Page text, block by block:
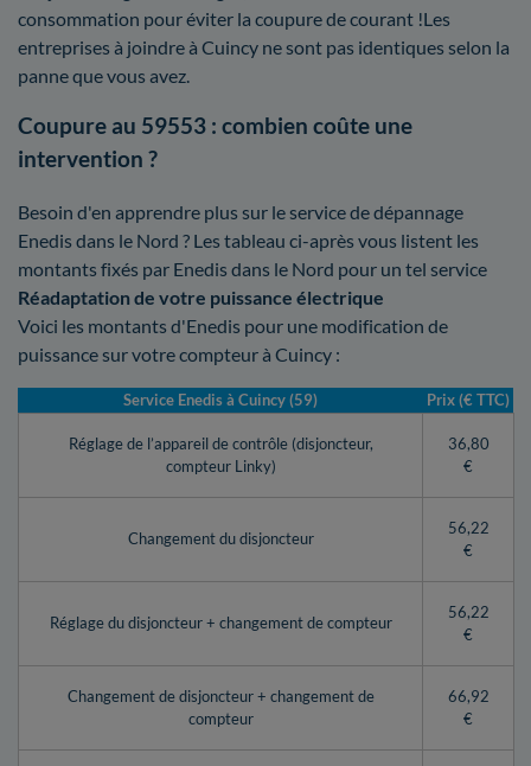
consommation pour éviter la coupure de courant !Les
entreprises à joindre à Cuincy ne sont pas identiques selon la
panne que vous avez.
Coupure au 59553 : combien coûte une
intervention ?
Besoin d'en apprendre plus sur le service de dépannage
Enedis dans le Nord ? Les tableau ci-après vous listent les
montants fixés par Enedis dans le Nord pour un tel service
Réadaptation de votre puissance électrique
Voici les montants d'Enedis pour une modification de
puissance sur votre compteur à Cuincy :
Service Enedis à Cuincy (59) Prix (€ TTC)
Réglage de l’appareil de contrôle (disjoncteur,
compteur Linky)
36,80
€
Changement du disjoncteur
56,22
€
Réglage du disjoncteur + changement de compteur
56,22
€
Changement de disjoncteur + changement de
compteur
66,92
€